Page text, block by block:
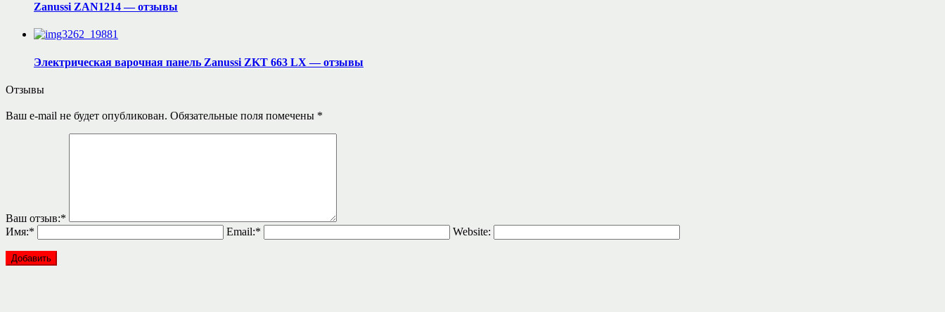
Zanussi ZAN1214 — отзывы
Электрическая варочная панель Zanussi ZKT 663 LX — отзывы
Отзывы
Ваш e-mail не будет опубликован. Обязательные поля помечены *
Ваш отзыв:*
Имя:* Email:* Website: